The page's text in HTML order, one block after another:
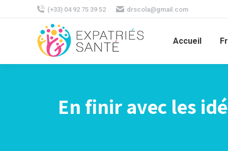
(+33) 04 92 75 39 52 drscola@gmail.com
Accueil
En finir avec les